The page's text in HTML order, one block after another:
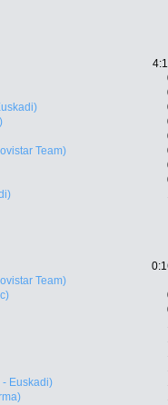
Team)
Team)
Euskadi)